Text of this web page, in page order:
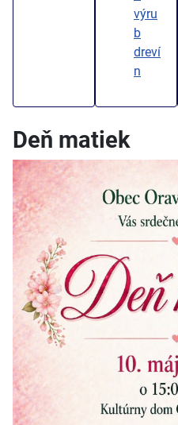
výru
b
dreví
n
Deň matiek